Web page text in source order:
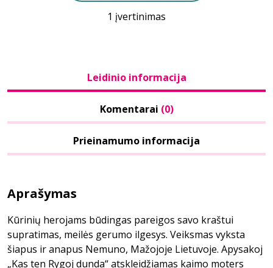
1 įvertinimas
Leidinio informacija
Komentarai (0)
Prieinamumo informacija
Aprašymas
Kūrinių herojams būdingas pareigos savo kraštui
supratimas, meilės gerumo ilgesys. Veiksmas vyksta
šiapus ir anapus Nemuno, Mažojoje Lietuvoje. Apysakoj
„Kas ten Rygoj dunda“ atskleidžiamas kaimo moters